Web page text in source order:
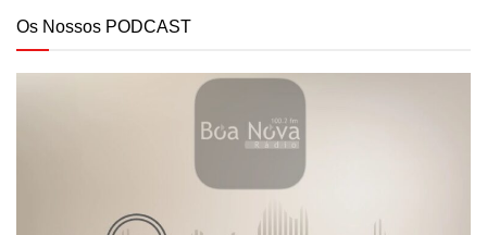
Os Nossos PODCAST